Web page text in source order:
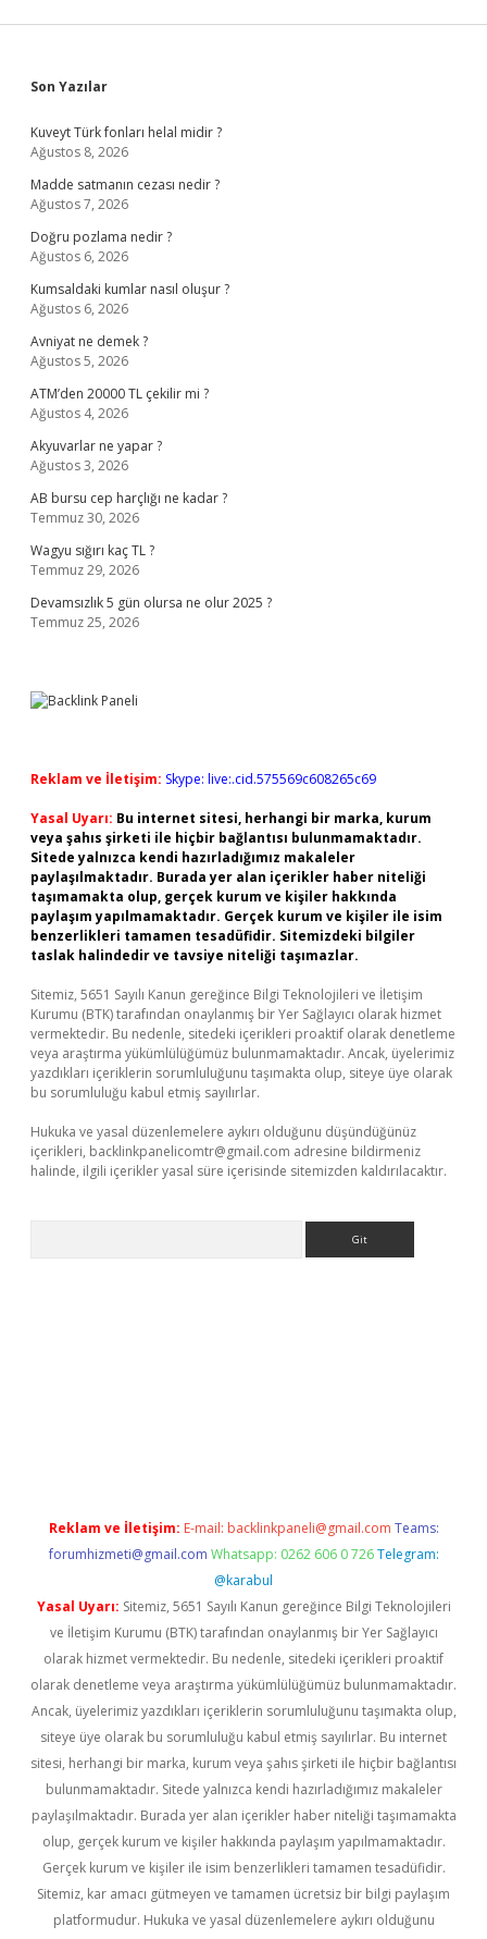
Sidebar
Son Yazılar
Kuveyt Türk fonları helal midir ?
Ağustos 8, 2026
Madde satmanın cezası nedir ?
Ağustos 7, 2026
Doğru pozlama nedir ?
Ağustos 6, 2026
Kumsaldaki kumlar nasıl oluşur ?
Ağustos 6, 2026
Avniyat ne demek ?
Ağustos 5, 2026
ATM’den 20000 TL çekilir mi ?
Ağustos 4, 2026
Akyuvarlar ne yapar ?
Ağustos 3, 2026
AB bursu cep harçlığı ne kadar ?
Temmuz 30, 2026
Wagyu sığırı kaç TL ?
Temmuz 29, 2026
Devamsızlık 5 gün olursa ne olur 2025 ?
Temmuz 25, 2026
Reklam ve İletişim: Skype: live:.cid.575569c608265c69
Yasal Uyarı: Bu internet sitesi, herhangi bir marka, kurum
veya şahıs şirketi ile hiçbir bağlantısı bulunmamaktadır.
Sitede yalnızca kendi hazırladığımız makaleler
paylaşılmaktadır. Burada yer alan içerikler haber niteliği
taşımamakta olup, gerçek kurum ve kişiler hakkında
paylaşım yapılmamaktadır. Gerçek kurum ve kişiler ile isim
benzerlikleri tamamen tesadüfidir. Sitemizdeki bilgiler
taslak halindedir ve tavsiye niteliği taşımazlar.
Sitemiz, 5651 Sayılı Kanun gereğince Bilgi Teknolojileri ve İletişim
Kurumu (BTK) tarafından onaylanmış bir Yer Sağlayıcı olarak hizmet
vermektedir. Bu nedenle, sitedeki içerikleri proaktif olarak denetleme
veya araştırma yükümlülüğümüz bulunmamaktadır. Ancak, üyelerimiz
yazdıkları içeriklerin sorumluluğunu taşımakta olup, siteye üye olarak
bu sorumluluğu kabul etmiş sayılırlar.
Hukuka ve yasal düzenlemelere aykırı olduğunu düşündüğünüz
içerikleri, backlinkpanelicomtr@gmail.com adresine bildirmeniz
halinde, ilgili içerikler yasal süre içerisinde sitemizden kaldırılacaktır.
Reklam ve İletişim: E-mail: backlinkpaneli@gmail.com Teams:
forumhizmeti@gmail.com Whatsapp: 0262 606 0 726 Telegram:
@karabul
Yasal Uyarı: Sitemiz, 5651 Sayılı Kanun gereğince Bilgi Teknolojileri
ve İletişim Kurumu (BTK) tarafından onaylanmış bir Yer Sağlayıcı
olarak hizmet vermektedir. Bu nedenle, sitedeki içerikleri proaktif
olarak denetleme veya araştırma yükümlülüğümüz bulunmamaktadır.
Ancak, üyelerimiz yazdıkları içeriklerin sorumluluğunu taşımakta olup,
siteye üye olarak bu sorumluluğu kabul etmiş sayılırlar. Bu internet
sitesi, herhangi bir marka, kurum veya şahıs şirketi ile hiçbir bağlantısı
bulunmamaktadır. Sitede yalnızca kendi hazırladığımız makaleler
paylaşılmaktadır. Burada yer alan içerikler haber niteliği taşımamakta
olup, gerçek kurum ve kişiler hakkında paylaşım yapılmamaktadır.
Gerçek kurum ve kişiler ile isim benzerlikleri tamamen tesadüfidir.
Sitemiz, kar amacı gütmeyen ve tamamen ücretsiz bir bilgi paylaşım
platformudur. Hukuka ve yasal düzenlemelere aykırı olduğunu